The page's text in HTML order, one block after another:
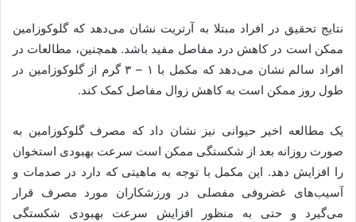
نتایج تحقیق در افراد مبتلا به آرتریت نشان می‌دهد که گلوکوزامین
ممکن است در کاهش درد مفاصل مفید باشد. همچنین، مطالعات در
افراد سالم نشان می‌دهد که مکمل با ۱ – ۳ گرم از گلوکوزامین در
طول روز ممکن است به کاهش زوال مفاصل کمک کند.
یک مطالعه اخیر حیوانی نیز نشان داد که مصرف گلوکوزامین به
صورت روزانه بعد از شکستگی ممکن است سرعت بهبودی استخوان
را افزایش دهد. این مکمل با توجه به ماهیتی که دارد در صدمات و
آسیب‌های غضروفی مفصلی در ورزشکاران مورد مصرف قرار
می‌گیرد و حتی به منظور افزایش سرعت بهبودی شکستگی